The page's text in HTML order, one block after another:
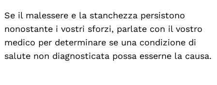
Se il malessere e la stanchezza persistono
nonostante i vostri sforzi, parlate con il vostro
medico per determinare se una condizione di
salute non diagnosticata possa esserne la causa.